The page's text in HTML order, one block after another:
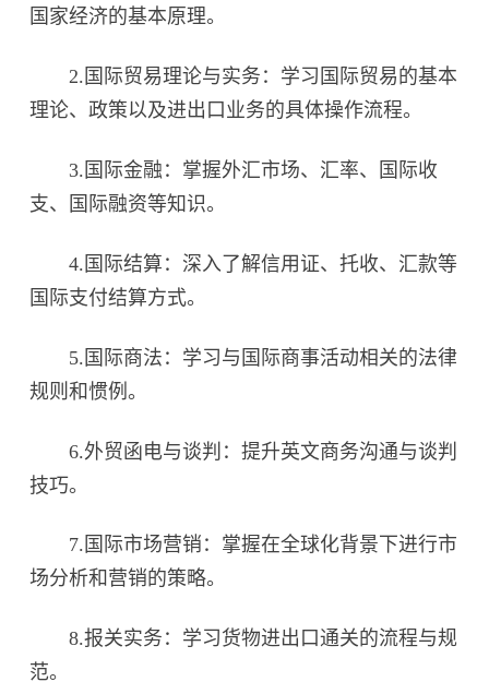
国家经济的基本原理。
2.国际贸易理论与实务：学习国际贸易的基本
理论、政策以及进出口业务的具体操作流程。
3.国际金融：掌握外汇市场、汇率、国际收
支、国际融资等知识。
4.国际结算：深入了解信用证、托收、汇款等
国际支付结算方式。
5.国际商法：学习与国际商事活动相关的法律
规则和惯例。
6.外贸函电与谈判：提升英文商务沟通与谈判
技巧。
7.国际市场营销：掌握在全球化背景下进行市
场分析和营销的策略。
8.报关实务：学习货物进出口通关的流程与规
范。